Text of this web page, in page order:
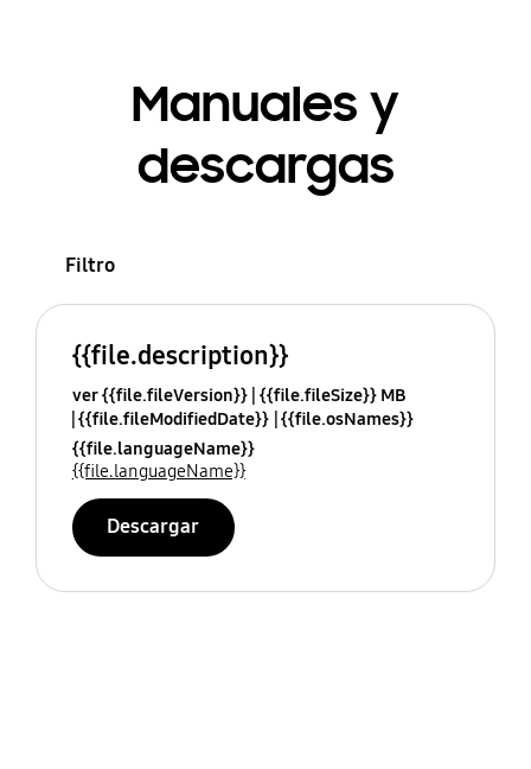
Manuales y
descargas
Filtro
{{file.description}}
ver {{file.fileVersion}} {{file.fileSize}} MB
{{file.fileModifiedDate}} {{file.osNames}}
{{file.languageName}}
{{file.languageName}}
Descargar